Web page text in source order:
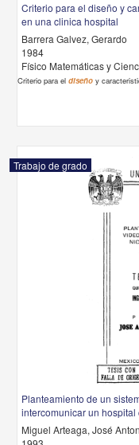
Criterio para el diseño y
en una clinica hospital
Barrera Galvez, Gerardo
1984
Físico Matemáticas y
Criterio para eldiseño y
Trabajo de grado
Planteamiento de un
intercomunicar un
Miguel Arteaga, José